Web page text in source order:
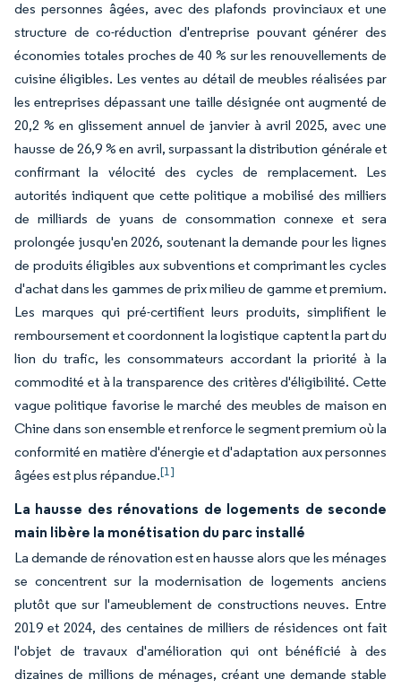
des personnes âgées, avec des plafonds provinciaux et une
structure de co-réduction d'entreprise pouvant générer des
économies totales proches de 40 % sur les renouvellements de
cuisine éligibles. Les ventes au détail de meubles réalisées par
les entreprises dépassant une taille désignée ont augmenté de
20,2 % en glissement annuel de janvier à avril 2025, avec une
hausse de 26,9 % en avril, surpassant la distribution générale et
confirmant la vélocité des cycles de remplacement. Les
autorités indiquent que cette politique a mobilisé des milliers
de milliards de yuans de consommation connexe et sera
prolongée jusqu'en 2026, soutenant la demande pour les lignes
de produits éligibles aux subventions et comprimant les cycles
d'achat dans les gammes de prix milieu de gamme et premium.
Les marques qui pré-certifient leurs produits, simplifient le
remboursement et coordonnent la logistique captent la part du
lion du trafic, les consommateurs accordant la priorité à la
commodité et à la transparence des critères d'éligibilité. Cette
vague politique favorise le marché des meubles de maison en
Chine dans son ensemble et renforce le segment premium où la
conformité en matière d'énergie et d'adaptation aux personnes
âgées est plus répandue.[1]
La hausse des rénovations de logements de seconde
main libère la monétisation du parc installé
La demande de rénovation est en hausse alors que les ménages
se concentrent sur la modernisation de logements anciens
plutôt que sur l'ameublement de constructions neuves. Entre
2019 et 2024, des centaines de milliers de résidences ont fait
l'objet de travaux d'amélioration qui ont bénéficié à des
dizaines de millions de ménages, créant une demande stable